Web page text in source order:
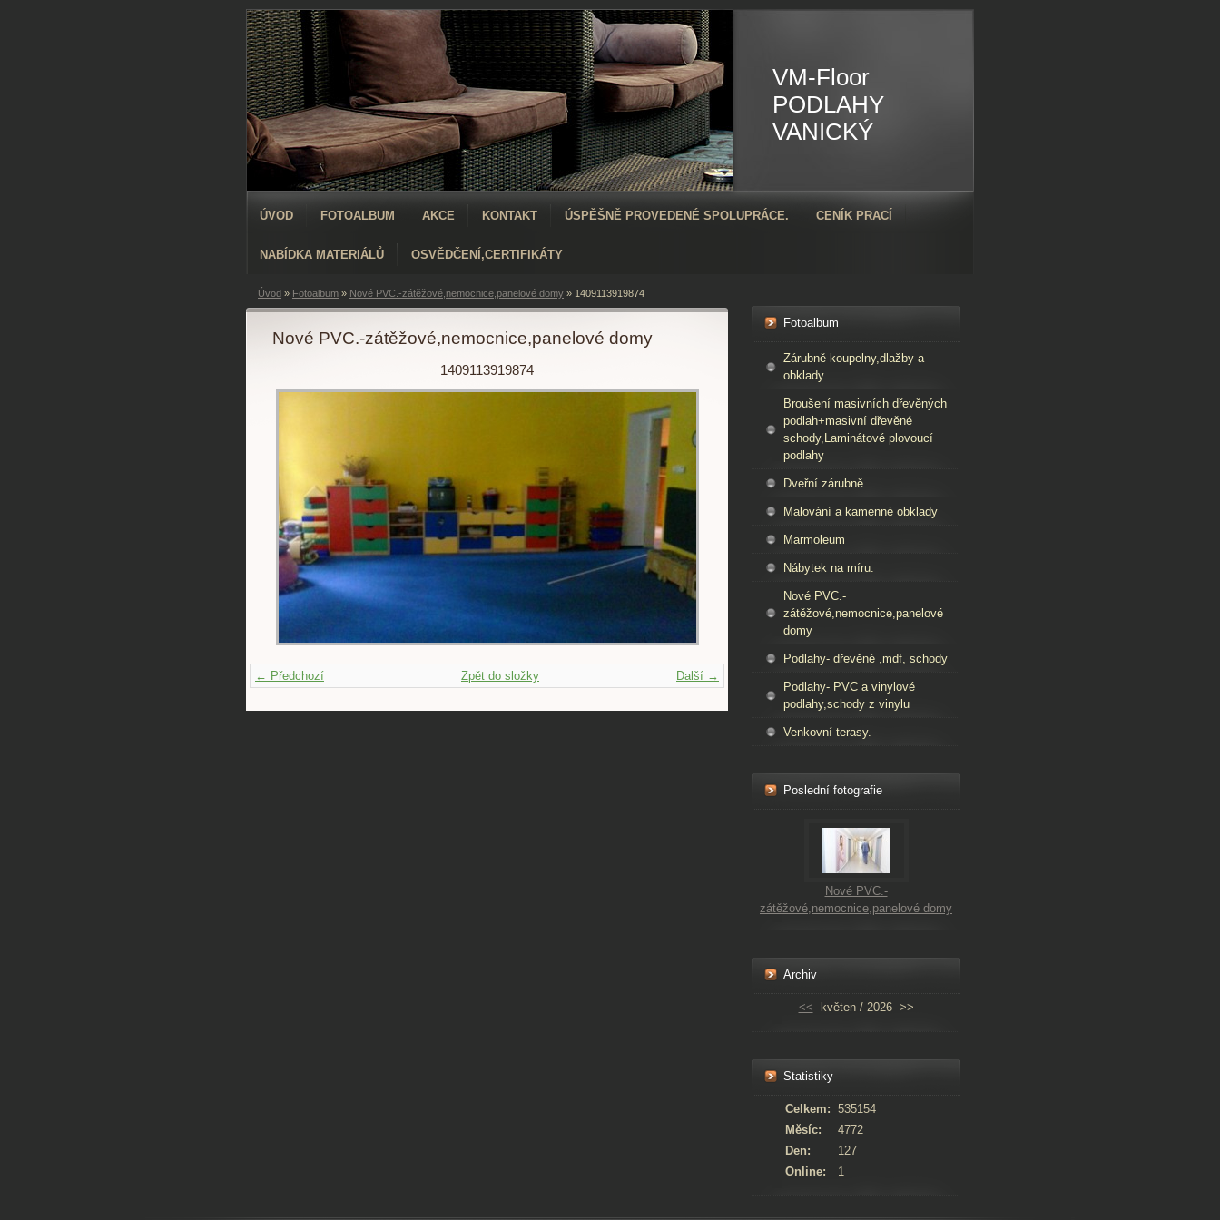
VM-Floor
PODLAHY
VANICKÝ
ÚVOD FOTOALBUM AKCE KONTAKT ÚSPĚŠNĚ PROVEDENÉ SPOLUPRÁCE. CENÍK PRACÍ
NABÍDKA MATERIÁLŮ OSVĚDČENÍ,CERTIFIKÁTY
Úvod » Fotoalbum » Nové PVC.-zátěžové,nemocnice,panelové domy » 1409113919874
Nové PVC.-zátěžové,nemocnice,panelové domy
1409113919874
← Předchozí Další →
Zpět do složky
Fotoalbum
Zárubně koupelny,dlažby a
obklady.
Broušení masivních dřevěných
podlah+masivní dřevěné
schody,Laminátové plovoucí
podlahy
Dveřní zárubně
Malování a kamenné obklady
Marmoleum
Nábytek na míru.
Nové PVC.-
zátěžové,nemocnice,panelové
domy
Podlahy- dřevěné ,mdf, schody
Podlahy- PVC a vinylové
podlahy,schody z vinylu
Venkovní terasy.
Poslední fotografie
Nové PVC.-
zátěžové,nemocnice,panelové domy
Archiv
<< květen / 2026 >>
Statistiky
Online: 1
Celkem: 535154
Měsíc:
4772
Den:
127